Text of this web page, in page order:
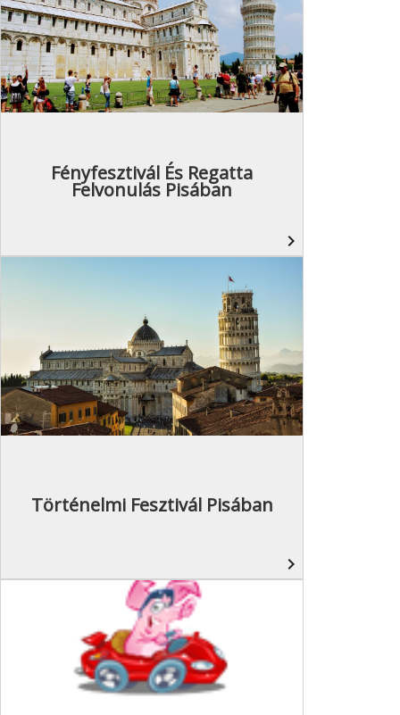
Fényfesztivál És Regatta
Felvonulás Pisában
navigate_next
Történelmi Fesztivál Pisában
navigate_next